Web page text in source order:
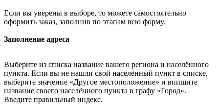
Если вы уверены в выборе, то можете самостоятельно
оформить заказ, заполнив по этапам всю форму.
Заполнение адреса
Выберите из списка название вашего региона и населённого
пункта. Если вы не нашли свой населённый пункт в списке,
выберите значение «Другое местоположение» и впишите
название своего населённого пункта в графу «Город».
Введите правильный индекс.